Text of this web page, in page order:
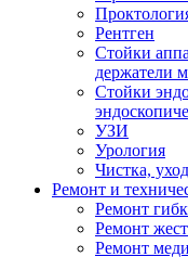
Рентген
Стойки
держатели
Стойки
УЗИ
Урология
Чистка,
Ремонт и
Ремонт
Ремонт
Ремонт